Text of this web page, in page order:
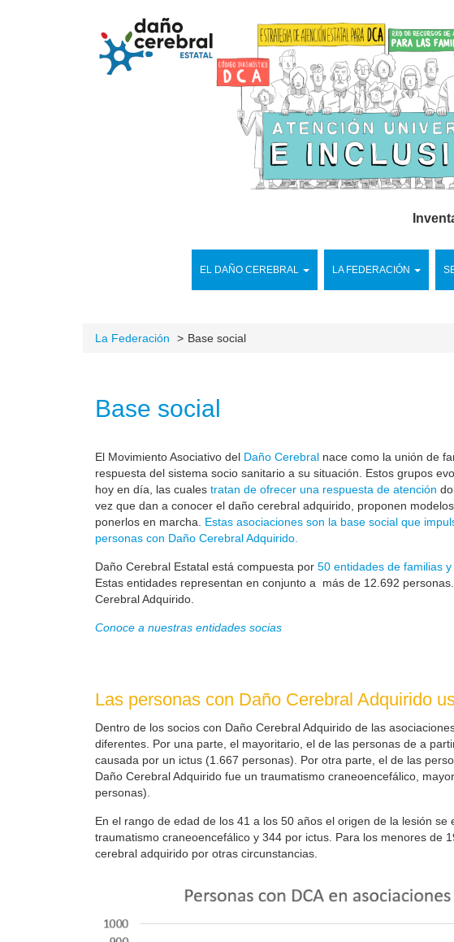
EL DAÑO CEREBRAL LA FEDERACIÓN
La Federación Base social
Base social
El Movimiento Asociativo del Daño Cerebral nace como la unión de
respuesta del sistema socio sanitario a su situación. Estos grupos
hoy en día, las cuales tratan de ofrecer una respuesta de atención
vez que dan a conocer el daño cerebral adquirido, proponen
ponerlos en marcha. Estas asociaciones son la base social que
personas con Daño Cerebral Adquirido.
Daño Cerebral Estatal está compuesta por 50 entidades de familias
Estas entidades representan en conjunto a más de 12.692
Cerebral Adquirido.
Conoce a nuestras entidades socias
Las personas con Daño Cerebral Adquirido
Dentro de los socios con Daño Cerebral Adquirido de las
diferentes. Por una parte, el mayoritario, el de las personas de a
causada por un ictus (1.667 personas). Por otra parte, el de las
Daño Cerebral Adquirido fue un traumatismo craneoencefálico,
personas).
En el rango de edad de los 41 a los 50 años el origen de la lesión
traumatismo craneoencefálico y 344 por ictus. Para los menores de
cerebral adquirido por otras circunstancias.